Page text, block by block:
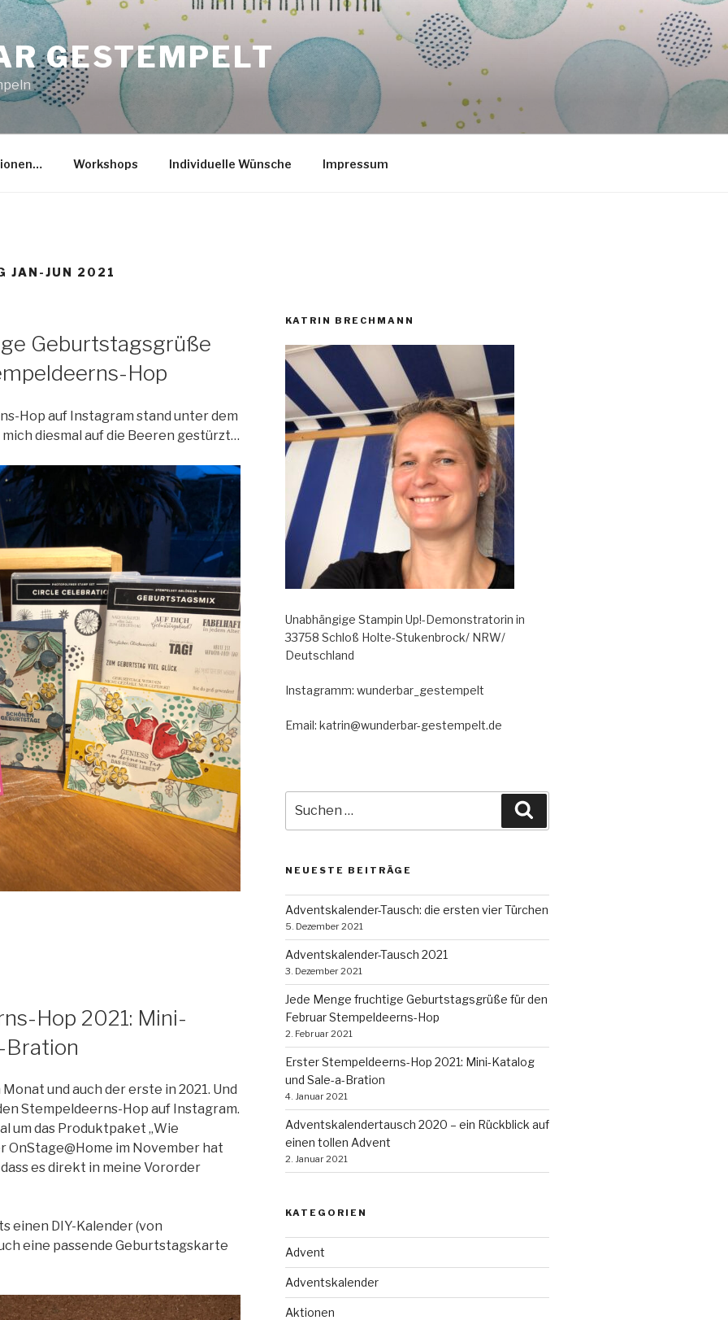
GESTEMPELT
Workshops Individuelle Wünsche Impressum
JAN-JUN 2021
Geburtstagsgrüße
Hop
Hop auf Instagram stand unter dem
diesmal auf die Beeren gestürzt…
Hop 2021: Mini-
Bration
und auch der erste in 2021. Und
Stempeldeerns-Hop auf Instagram.
um das Produktpaket „Wie
OnStage@Home im November hat
es direkt in meine Vororder
einen DIY-Kalender (von
eine passende Geburtstagskarte
KATRIN BRECHMANN
Unabhängige Stampin Up!-Demonstratorin in
33758 Schloß Holte-Stukenbrock/ NRW/
Deutschland
Instagramm: wunderbar_gestempelt
Email: katrin@wunderbar-gestempelt.de
nach:
NEUESTE BEITRÄGE
Adventskalender-Tausch: die ersten vier Türchen
5. Dezember 2021
Adventskalender-Tausch 2021
3. Dezember 2021
Jede Menge fruchtige Geburtstagsgrüße für den
Februar Stempeldeerns-Hop
2. Februar 2021
Erster Stempeldeerns-Hop 2021: Mini-Katalog
und Sale-a-Bration
4. Januar 2021
Adventskalendertausch 2020 – ein Rückblick auf
einen tollen Advent
2. Januar 2021
KATEGORIEN
Advent
Adventskalender
Aktionen